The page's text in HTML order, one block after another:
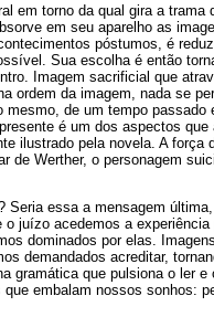
em torno da qual gira a trama
em seu aparelho as
póstumos, é
Sua escolha é então
Imagem sacrificial que
ordem da imagem, nada se
de um tempo passado
é um dos aspectos que
ilustrado pela novela. A força
de Werther, o personagem
Seria essa a mensagem
juízo acedemos a experiência
dominados por elas.
demandados acreditar,
gramática que pulsiona o ler e
embalam nossos sonhos: